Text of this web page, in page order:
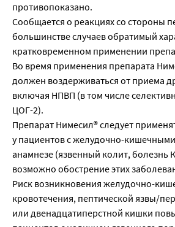
противопоказано.
Сообщается о реакциях со стороны
большинстве случаев обратимый
кратковременном применении
Во время применения препарата
должен воздерживаться от приема
включая НПВП (в том числе
ЦОГ-2).
Препарат Нимесил® следует
у пациентов с желудочно-
анамнезе (язвенный колит, болезнь
возможно обострение этих
Риск возникновения желудочно-
кровотечения, пептической язвы/
или двенадцатиперстной кишки